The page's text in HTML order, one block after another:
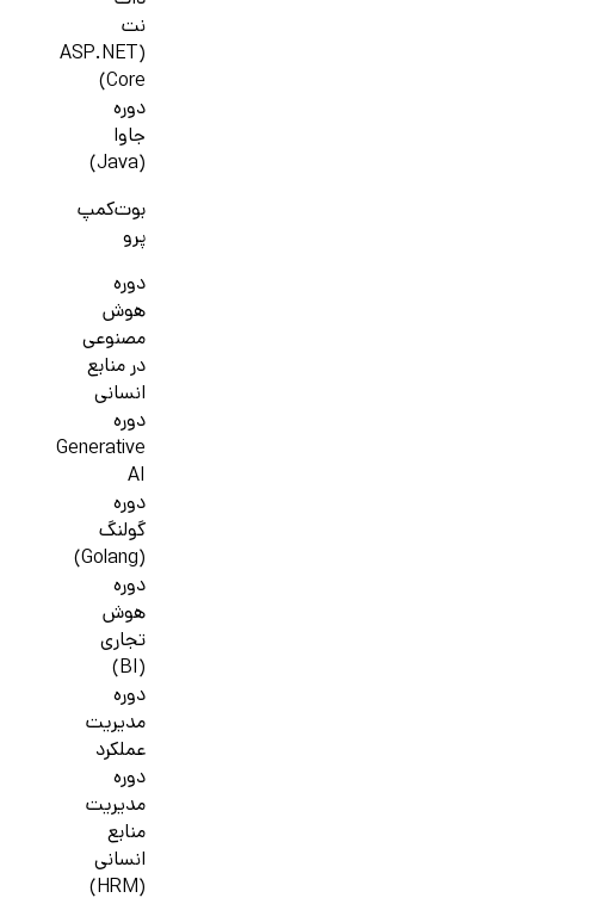
نت
(ASP.NET
Core)
دوره
جاوا
(Java)
بوت‌کمپ
پرو
دوره
هوش
مصنوعی
در منابع
انسانی
دوره
Generative
AI
دوره
گولنگ
(Golang)
دوره
هوش
تجاری
(BI)
دوره
مدیریت
عملکرد
دوره
مدیریت
منابع
انسانی
(HRM)